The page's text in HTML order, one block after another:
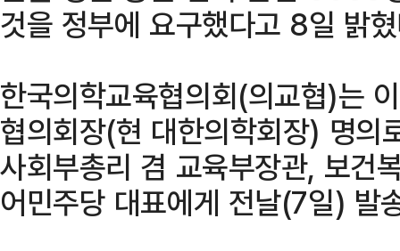
것을 정부에 요구했다고 8일 밝
한국의학교육협의회(의교협)는
협의회장(현 대한의학회장) 명의
사회부총리 겸 교육부장관, 보건
어민주당 대표에게 전날(7일) 발